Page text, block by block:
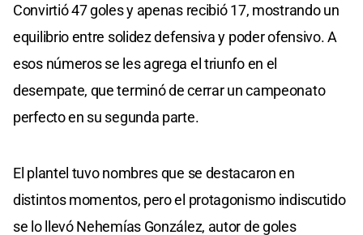
Convirtió 47 goles y apenas recibió 17, mostrando un
equilibrio entre solidez defensiva y poder ofensivo. A
esos números se les agrega el triunfo en el
desempate, que terminó de cerrar un campeonato
perfecto en su segunda parte.
El plantel tuvo nombres que se destacaron en
distintos momentos, pero el protagonismo indiscutido
se lo llevó Nehemías González, autor de goles